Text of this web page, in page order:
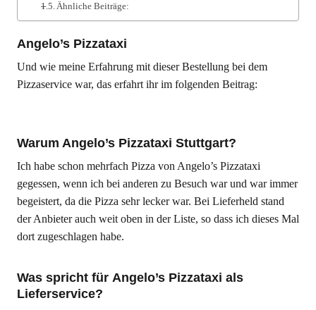
Ähnliche Beiträge:
Angelo’s Pizzataxi
Und wie meine Erfahrung mit dieser Bestellung bei dem
Pizzaservice war, das erfahrt ihr im folgenden Beitrag:
Warum Angelo’s Pizzataxi Stuttgart?
Ich habe schon mehrfach Pizza von Angelo’s Pizzataxi
gegessen, wenn ich bei anderen zu Besuch war und war immer
begeistert, da die Pizza sehr lecker war. Bei Lieferheld stand
der Anbieter auch weit oben in der Liste, so dass ich dieses Mal
dort zugeschlagen habe.
Was spricht für Angelo’s Pizzataxi als
Lieferservice?